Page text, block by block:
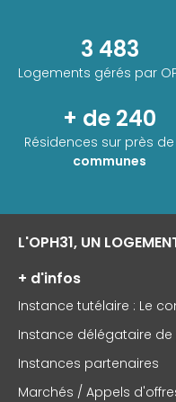
3 483
Logements gérés par
+ de 240
Résidences sur près de
communes
L'OPH31, UN
+ d'infos
Instance tutélaire : Le
Instance délégataire
Instances partenaires
Marchés / Appels